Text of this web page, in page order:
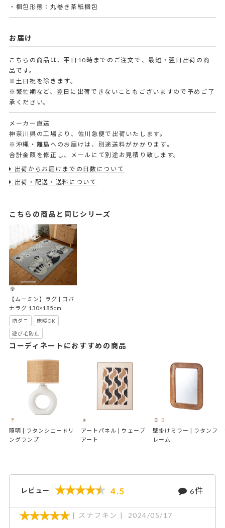
・梱包形態：丸巻き茶紙梱包
お届け
こちらの商品は、平日10時までのご注文で、最短・翌日出荷の商
品です。
※土日祝を除きます。
※繁忙期など、翌日に出荷できないこともございますので予めご了
承ください。
メーカー直送
神奈川県の工場より、佐川急便で出荷いたします。
※沖縄・離島へのお届けは、別途送料がかかります。
合計金額を修正し、メールにて別途お見積り致します。
出荷からお届けまでの日数について
出荷・配送・送料について
こちらの商品と同じシリーズ
【ムーミン】ラグ | コバ
ナラグ 130×185cm
防ダニ 床暖OK
遊び毛防止
コーディネートにおすすめの商品
照明 | ラタンシェードリ
ングランプ
アートパネル | ウェーブ
アート
壁掛けミラー | ラタンフ
レーム
レビュー 4.5 6件
スナフキン 2024/05/17